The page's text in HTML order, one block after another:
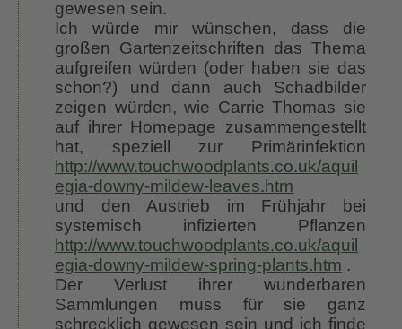
gewesen sein.
Ich würde mir wünschen, dass die
großen Gartenzeitschriften das Thema
aufgreifen würden (oder haben sie das
schon?) und dann auch Schadbilder
zeigen würden, wie Carrie Thomas sie
auf ihrer Homepage zusammengestellt
hat, speziell zur Primärinfektion
http://www.touchwoodplants.co.uk/aquil
egia-downy-mildew-leaves.htm
und den Austrieb im Frühjahr bei
systemisch infizierten Pflanzen
http://www.touchwoodplants.co.uk/aquil
egia-downy-mildew-spring-plants.htm .
Der Verlust ihrer wunderbaren
Sammlungen muss für sie ganz
schrecklich gewesen sein und ich finde